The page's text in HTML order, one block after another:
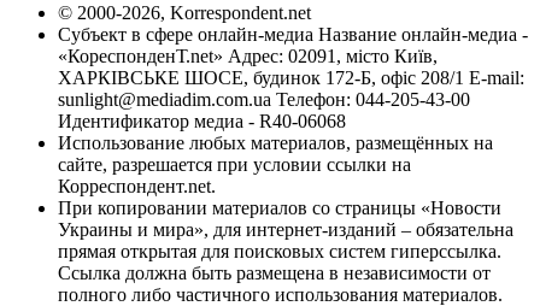
© 2000-2026, Korrespondent.net
Субъект в сфере онлайн-медиа Название онлайн-медиа -
«КореспонденТ.net» Адрес: 02091, місто Київ,
ХАРКІВСЬКЕ ШОСЕ, будинок 172-Б, офіс 208/1 E-mail:
sunlight@mediadim.com.ua Телефон: 044-205-43-00
Идентификатор медиа - R40-06068
Использование любых материалов, размещённых на
сайте, разрешается при условии ссылки на
Корреспондент.net.
При копировании материалов со страницы «Новости
Украины и мира», для интернет-изданий – обязательна
прямая открытая для поисковых систем гиперссылка.
Ссылка должна быть размещена в независимости от
полного либо частичного использования материалов.